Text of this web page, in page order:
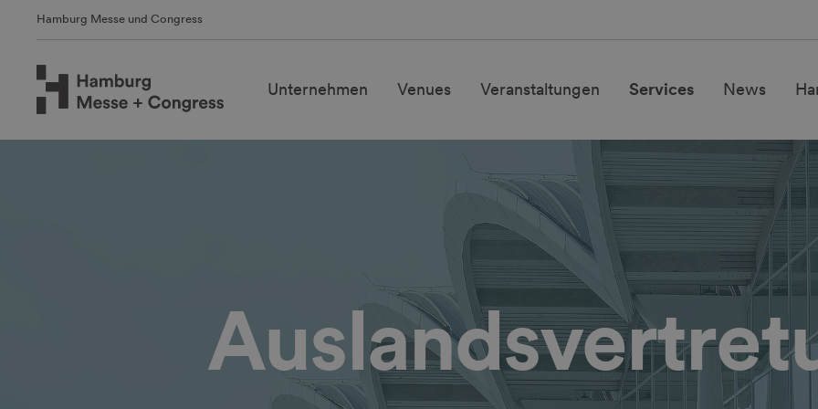
Hamburg Messe und Congress
Unternehmen Venues Veranstaltungen Services News